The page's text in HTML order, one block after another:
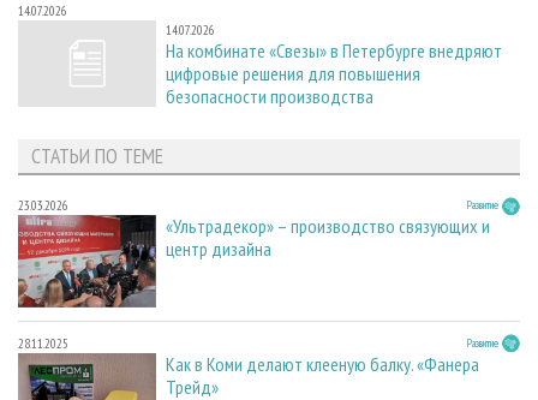
14.07.2026
14.07.2026
На комбинате «Свезы» в Петербурге внедряют
цифровые решения для повышения
безопасности производства
СТАТЬИ ПО ТЕМЕ
23.03.2026 Развитие
«Ультрадекор» – производство связующих и
центр дизайна
28.11.2025 Развитие
Как в Коми делают клееную балку. «Фанера
Трейд»